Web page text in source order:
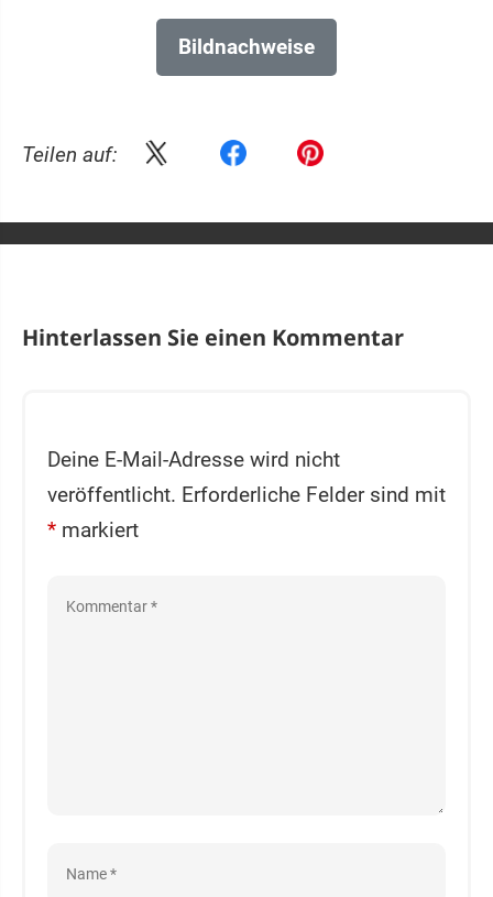
Bildnachweise
Teilen auf:
Hinterlassen Sie einen Kommentar
Deine E-Mail-Adresse wird nicht
veröffentlicht. Erforderliche Felder sind mit
* markiert